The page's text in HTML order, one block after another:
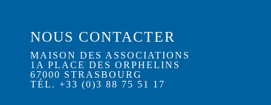
NOUS CONTACTER
MAISON DES ASSOCIATIONS
1A PLACE DES ORPHELINS
67000 STRASBOURG
TÉL. +33 (0)3 88 75 51 17